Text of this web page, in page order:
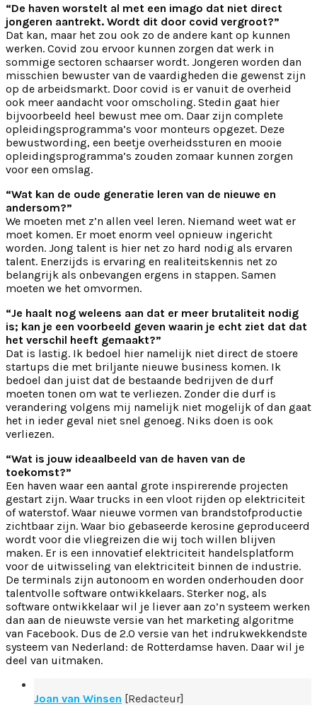
“De haven worstelt al met een imago dat niet direct
jongeren aantrekt. Wordt dit door covid vergroot?”
Dat kan, maar het zou ook zo de andere kant op kunnen
werken. Covid zou ervoor kunnen zorgen dat werk in
sommige sectoren schaarser wordt. Jongeren worden dan
misschien bewuster van de vaardigheden die gewenst zijn
op de arbeidsmarkt. Door covid is er vanuit de overheid
ook meer aandacht voor omscholing. Stedin gaat hier
bijvoorbeeld heel bewust mee om. Daar zijn complete
opleidingsprogramma’s voor monteurs opgezet. Deze
bewustwording, een beetje overheidssturen en mooie
opleidingsprogramma’s zouden zomaar kunnen zorgen
voor een omslag.
“Wat kan de oude generatie leren van de nieuwe en
andersom?”
We moeten met z’n allen veel leren. Niemand weet wat er
moet komen. Er moet enorm veel opnieuw ingericht
worden. Jong talent is hier net zo hard nodig als ervaren
talent. Enerzijds is ervaring en realiteitskennis net zo
belangrijk als onbevangen ergens in stappen. Samen
moeten we het omvormen.
“Je haalt nog weleens aan dat er meer brutaliteit nodig
is; kan je een voorbeeld geven waarin je echt ziet dat dat
het verschil heeft gemaakt?”
Dat is lastig. Ik bedoel hier namelijk niet direct de stoere
startups die met briljante nieuwe business komen. Ik
bedoel dan juist dat de bestaande bedrijven de durf
moeten tonen om wat te verliezen. Zonder die durf is
verandering volgens mij namelijk niet mogelijk of dan gaat
het in ieder geval niet snel genoeg. Niks doen is ook
verliezen.
“Wat is jouw ideaalbeeld van de haven van de
toekomst?”
Een haven waar een aantal grote inspirerende projecten
gestart zijn. Waar trucks in een vloot rijden op elektriciteit
of waterstof. Waar nieuwe vormen van brandstofproductie
zichtbaar zijn. Waar bio gebaseerde kerosine geproduceerd
wordt voor die vliegreizen die wij toch willen blijven
maken. Er is een innovatief elektriciteit handelsplatform
voor de uitwisseling van elektriciteit binnen de industrie.
De terminals zijn autonoom en worden onderhouden door
talentvolle software ontwikkelaars. Sterker nog, als
software ontwikkelaar wil je liever aan zo’n systeem werken
dan aan de nieuwste versie van het marketing algoritme
van Facebook. Dus de 2.0 versie van het indrukwekkendste
systeem van Nederland: de Rotterdamse haven. Daar wil je
deel van uitmaken.
Joan van Winsen [Redacteur]